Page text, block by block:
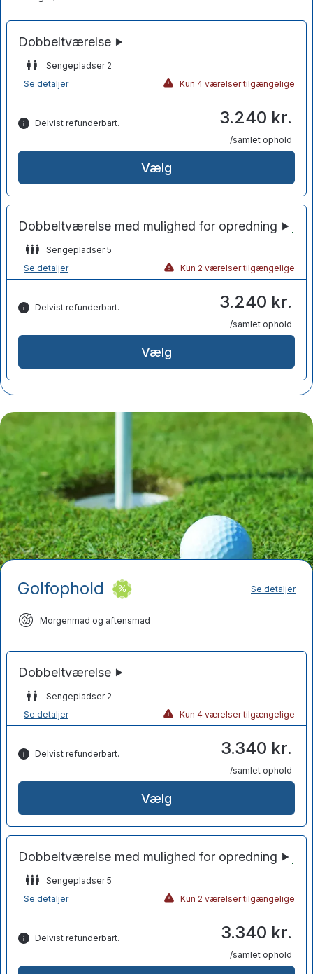
Sengepladser 2
Se detaljer
Kun 4 værelser tilgængelige
Delvist refunderbart. 3.240 kr.
/samlet ophold
Vælg
Sengepladser 5
Se detaljer
Kun 2 værelser tilgængelige
Delvist refunderbart. 3.240 kr.
/samlet ophold
Vælg
Golfophold Se detaljer
Morgenmad og aftensmad
Sengepladser 2
Se detaljer
Kun 4 værelser tilgængelige
Delvist refunderbart. 3.340 kr.
/samlet ophold
Vælg
Sengepladser 5
Se detaljer
Kun 2 værelser tilgængelige
Delvist refunderbart. 3.340 kr.
/samlet ophold